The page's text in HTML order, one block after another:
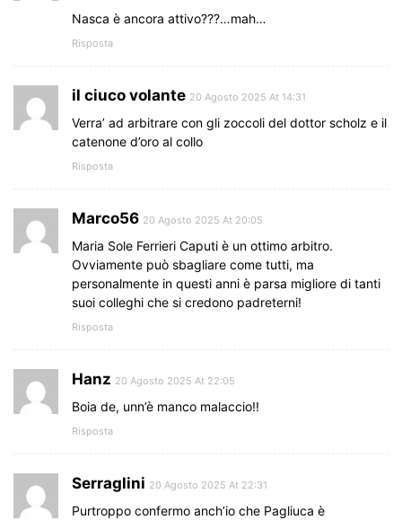
Nasca è ancora attivo???…mah…
Risposta
il ciuco volante 20 Agosto 2025 At 14:31
Verra’ ad arbitrare con gli zoccoli del dottor scholz e il
catenone d’oro al collo
Risposta
Marco56 20 Agosto 2025 At 20:05
Maria Sole Ferrieri Caputi è un ottimo arbitro.
Ovviamente può sbagliare come tutti, ma
personalmente in questi anni è parsa migliore di tanti
suoi colleghi che si credono padreterni!
Risposta
Hanz 20 Agosto 2025 At 22:05
Boia de, unn’è manco malaccio!!
Risposta
Serraglini 20 Agosto 2025 At 22:31
Purtroppo confermo anch’io che Pagliuca è